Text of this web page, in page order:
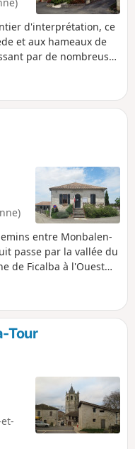
d'interprétation, ce
et aux hameaux de
par de nombreuses
entre Monbalen-
passe par la vallée du
de Ficalba à l'Ouest
Tour